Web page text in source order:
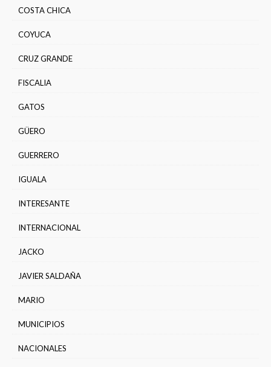
COSTA CHICA
COYUCA
CRUZ GRANDE
FISCALIA
GATOS
GÜERO
GUERRERO
IGUALA
INTERESANTE
INTERNACIONAL
JACKO
JAVIER SALDAÑA
MARIO
MUNICIPIOS
NACIONALES